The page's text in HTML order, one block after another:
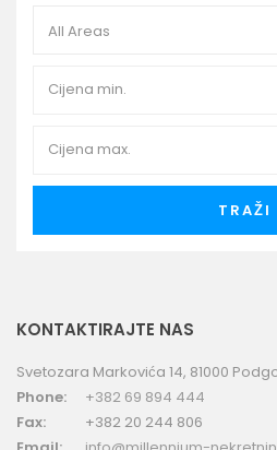
All Areas
TRAŽI
KONTAKTIRAJTE NAS
Svetozara Markovića 14, 81000
Phone:
+382 69 894 444
Fax:
+382 20 244 806